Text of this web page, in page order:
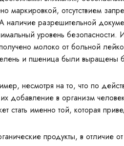
маркировкой, отсутствием
наличие разрешительной
уровень безопасности.
молоко от больной
и пшеница были выращены
несмотря на то, что по
добавление в организм
стать именно той, которая
продукты, в отличие